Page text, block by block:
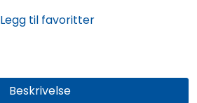
Legg til favoritter
Beskrivelse